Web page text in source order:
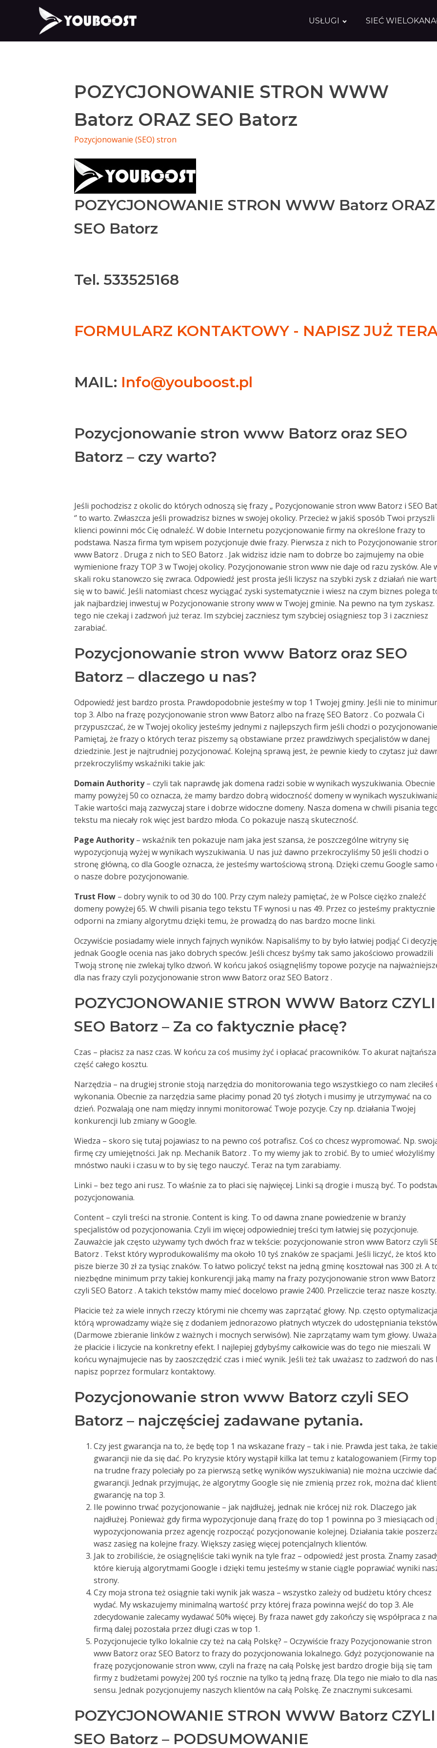
USŁUGI SIEĆ
POZYCJONOWANIE STRON WWW
Batorz ORAZ SEO Batorz
Pozycjonowanie (SEO) stron
POZYCJONOWANIE STRON WWW Batorz ORAZ
SEO Batorz
Tel. 533525168
FORMULARZ KONTAKTOWY - NAPISZ JUŻ
MAIL: Info@youboost.pl
Pozycjonowanie stron www Batorz oraz SEO
Batorz – czy warto?
Jeśli pochodzisz z okolic do których odnoszą się frazy „ Pozycjonowanie stron www Batorz i SEO
‘’ to warto. Zwłaszcza jeśli prowadzisz biznes w swojej okolicy. Przecież w jakiś sposób Twoi przyszli
klienci powinni móc Cię odnaleźć. W dobie Internetu pozycjonowanie firmy na określone frazy to
podstawa. Nasza firma tym wpisem pozycjonuje dwie frazy. Pierwsza z nich to Pozycjonowanie
www Batorz . Druga z nich to SEO Batorz . Jak widzisz idzie nam to dobrze bo zajmujemy na obie
wymienione frazy TOP 3 w Twojej okolicy. Pozycjonowanie stron www nie daje od razu zysków. Ale
skali roku stanowczo się zwraca. Odpowiedź jest prosta jeśli liczysz na szybki zysk z działań nie
się w to bawić. Jeśli natomiast chcesz wyciągać zyski systematycznie i wiesz na czym biznes polega
jak najbardziej inwestuj w Pozycjonowanie strony www w Twojej gminie. Na pewno na tym zyskasz.
tego nie czekaj i zadzwoń już teraz. Im szybciej zaczniesz tym szybciej osiągniesz top 3 i zaczniesz
zarabiać.
Pozycjonowanie stron www Batorz oraz SEO
Batorz – dlaczego u nas?
Odpowiedź jest bardzo prosta. Prawdopodobnie jesteśmy w top 1 Twojej gminy. Jeśli nie to
top 3. Albo na frazę pozycjonowanie stron www Batorz albo na frazę SEO Batorz . Co pozwala Ci
przypuszczać, że w Twojej okolicy jesteśmy jednymi z najlepszych firm jeśli chodzi o
Pamiętaj, że frazy o których teraz piszemy są obstawiane przez prawdziwych specjalistów w danej
dziedzinie. Jest je najtrudniej pozycjonować. Kolejną sprawą jest, że pewnie kiedy to czytasz już
przekroczyliśmy wskaźniki takie jak:
Domain Authority– czyli tak naprawdę jak domena radzi sobie w wynikach wyszukiwania. Obecnie
mamy powyżej 50 co oznacza, że mamy bardzo dobrą widoczność domeny w wynikach
Takie wartości mają zazwyczaj stare i dobrze widoczne domeny. Nasza domena w chwili pisania
tekstu ma niecały rok więc jest bardzo młoda. Co pokazuje naszą skuteczność.
Page Authority– wskaźnik ten pokazuje nam jaka jest szansa, że poszczególne witryny się
wypozycjonują wyżej w wynikach wyszukiwania. U nas już dawno przekroczyliśmy 50 jeśli chodzi o
stronę główną, co dla Google oznacza, że jesteśmy wartościową stroną. Dzięki czemu Google samo
o nasze dobre pozycjonowanie.
Trust Flow – dobry wynik to od 30 do 100. Przy czym należy pamiętać, że w Polsce ciężko znaleźć
domeny powyżej 65. W chwili pisania tego tekstu TF wynosi u nas 49. Przez co jesteśmy praktycznie
odporni na zmiany algorytmu dzięki temu, że prowadzą do nas bardzo mocne linki.
Oczywiście posiadamy wiele innych fajnych wyników. Napisaliśmy to by było łatwiej podjąć Ci
jednak Google ocenia nas jako dobrych speców. Jeśli chcesz byśmy tak samo jakościowo prowadzili
Twoją stronę nie zwlekaj tylko dzwoń. W końcu jakoś osiągnęliśmy topowe pozycje na
dla nas frazy czyli pozycjonowanie stron www Batorz oraz SEO Batorz .
POZYCJONOWANIE STRON WWW Batorz CZYLI
SEO Batorz – Za co faktycznie płacę?
Czas – płacisz za nasz czas. W końcu za coś musimy żyć i opłacać pracowników. To akurat najtańsza
część całego kosztu.
Narzędzia – na drugiej stronie stoją narzędzia do monitorowania tego wszystkiego co nam zleciłeś
wykonania. Obecnie za narzędzia same płacimy ponad 20 tyś złotych i musimy je utrzymywać na co
dzień. Pozwalają one nam między innymi monitorować Twoje pozycje. Czy np. działania Twojej
konkurencji lub zmiany w Google.
Wiedza – skoro się tutaj pojawiasz to na pewno coś potrafisz. Coś co chcesz wypromować. Np.
firmę czy umiejętności. Jak np. Mechanik Batorz . To my wiemy jak to zrobić. By to umieć włożyliśmy
mnóstwo nauki i czasu w to by się tego nauczyć. Teraz na tym zarabiamy.
Linki – bez tego ani rusz. To właśnie za to płaci się najwięcej. Linki są drogie i muszą być. To
pozycjonowania.
Content – czyli treści na stronie. Content is king. To od dawna znane powiedzenie w branży
specjalistów od pozycjonowania. Czyli im więcej odpowiedniej treści tym łatwiej się pozycjonuje.
Zauważcie jak często używamy tych dwóch fraz w tekście: pozycjonowanie stron www Batorz czyli
Batorz . Tekst który wyprodukowaliśmy ma około 10 tyś znaków ze spacjami. Jeśli liczyć, że ktoś
pisze bierze 30 zł za tysiąc znaków. To łatwo policzyć tekst na jedną gminę kosztował nas 300 zł. A
niezbędne minimum przy takiej konkurencji jaką mamy na frazy pozycjonowanie stron www Batorz
czyli SEO Batorz . A takich tekstów mamy mieć docelowo prawie 2400. Przeliczcie teraz nasze koszty.
Płacicie też za wiele innych rzeczy którymi nie chcemy was zaprzątać głowy. Np. często optymalizacja
którą wprowadzamy wiąże się z dodaniem jednorazowo płatnych wtyczek do udostępniania
(Darmowe zbieranie linków z ważnych i mocnych serwisów). Nie zaprzątamy wam tym głowy.
że płacicie i liczycie na konkretny efekt. I najlepiej gdybyśmy całkowicie was do tego nie mieszali. W
końcu wynajmujecie nas by zaoszczędzić czas i mieć wynik. Jeśli też tak uważasz to zadzwoń do nas
napisz poprzez formularz kontaktowy.
Pozycjonowanie stron www Batorz czyli SEO
Batorz – najczęściej zadawane pytania.
Czy jest gwarancja na to, że będę top 1 na wskazane frazy – tak i nie. Prawda jest taka, że
gwarancji nie da się dać. Po kryzysie który wystąpił kilka lat temu z katalogowaniem (Firmy top
na trudne frazy poleciały po za pierwszą setkę wyników wyszukiwania) nie można uczciwie dać
gwarancji. Jednak przyjmując, że algorytmy Google się nie zmienią przez rok, można dać
gwarancję na top 3.
Ile powinno trwać pozycjonowanie – jak najdłużej, jednak nie krócej niż rok. Dlaczego jak
najdłużej. Ponieważ gdy firma wypozycjonuje daną frazę do top 1 powinna po 3 miesiącach od
wypozycjonowania przez agencję rozpocząć pozycjonowanie kolejnej. Działania takie
wasz zasięg na kolejne frazy. Większy zasięg więcej potencjalnych klientów.
Jak to zrobiliście, że osiągnęliście taki wynik na tyle fraz – odpowiedź jest prosta. Znamy
które kierują algorytmami Google i dzięki temu jesteśmy w stanie ciągle poprawiać wyniki
strony.
Czy moja strona też osiągnie taki wynik jak wasza – wszystko zależy od budżetu który chcesz
wydać. My wskazujemy minimalną wartość przy której fraza powinna wejść do top 3. Ale
zdecydowanie zalecamy wydawać 50% więcej. By fraza nawet gdy zakończy się współpraca z
firmą dalej pozostała przez długi czas w top 1.
Pozycjonujecie tylko lokalnie czy też na całą Polskę? – Oczywiście frazy Pozycjonowanie stron
www Batorz oraz SEO Batorz to frazy do pozycjonowania lokalnego. Gdyż pozycjonowanie na
frazę pozycjonowanie stron www, czyli na frazę na całą Polskę jest bardzo drogie biją się tam
firmy z budżetami powyżej 200 tyś rocznie na tylko tą jedną frazę. Dla tego nie miało to dla nas
sensu. Jednak pozycjonujemy naszych klientów na całą Polskę. Ze znacznymi sukcesami.
POZYCJONOWANIE STRON WWW Batorz CZYLI
SEO Batorz – PODSUMOWANIE